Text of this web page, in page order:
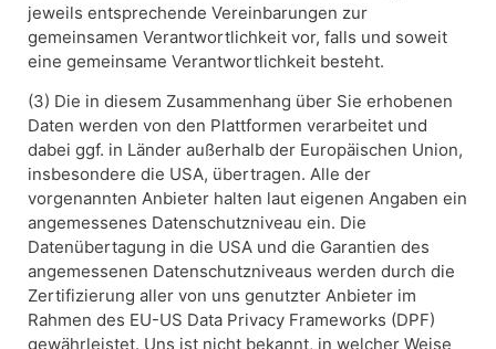
jeweils entsprechende Vereinbarungen zur
gemeinsamen Verantwortlichkeit vor, falls und soweit
eine gemeinsame Verantwortlichkeit besteht.
(3) Die in diesem Zusammenhang über Sie erhobenen
Daten werden von den Plattformen verarbeitet und
dabei ggf. in Länder außerhalb der Europäischen Union,
insbesondere die USA, übertragen. Alle der
vorgenannten Anbieter halten laut eigenen Angaben ein
angemessenes Datenschutzniveau ein. Die
Datenübertagung in die USA und die Garantien des
angemessenen Datenschutzniveaus werden durch die
Zertifizierung aller von uns genutzter Anbieter im
Rahmen des EU-US Data Privacy Frameworks (DPF)
gewährleistet. Uns ist nicht bekannt, in welcher Weise